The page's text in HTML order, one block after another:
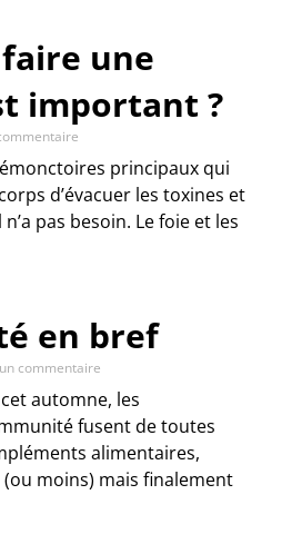
une
important ?
principaux qui
d’évacuer les toxines et
pas besoin. Le foie et les
en bref
commentaire
automne, les
fusent de toutes
alimentaires,
moins) mais finalement